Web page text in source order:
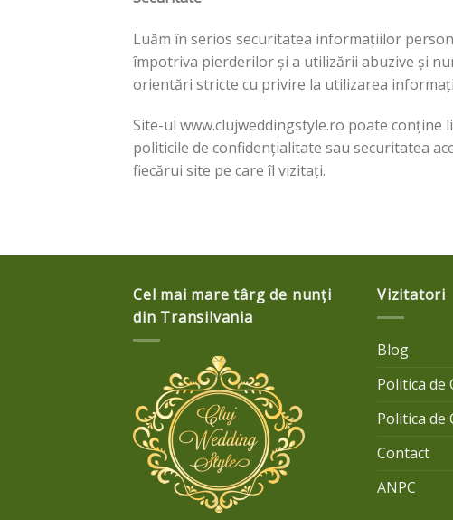
Luăm în serios securitatea informațiilor
împotriva pierderilor și a utilizării abuzive și
orientări stricte cu privire la utilizarea
Site-ul www.clujweddingstyle.ro poate
politicile de confidențialitate sau securitatea
fiecărui site pe care îl vizitați.
Cel mai mare târg de nunți
din Transilvania
Vizitatori
Blog
Politica de
Politica de
Contact
ANPC